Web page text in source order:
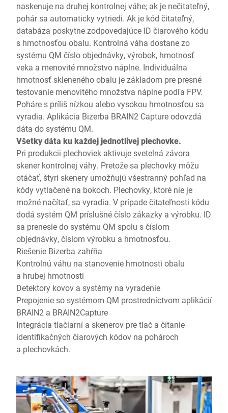
naskenuje na druhej kontrolnej váhe; ak je nečitateľný,
pohár sa automaticky vytriedi. Ak je kód čitateľný,
databáza poskytne zodpovedajúce ID čiarového kódu
s hmotnosťou obalu. Kontrolná váha dostane zo
systému QM číslo objednávky, výrobok, hmotnosť
veka a menovité množstvo náplne. Individuálna
hmotnosť skleneného obalu je základom pre presné
testovanie menovitého množstva náplne podľa FPV.
Poháre s príliš nízkou alebo vysokou hmotnosťou sa
vyradia. Aplikácia Bizerba BRAIN2 Capture odovzdá
dáta do systému QM.
Všetky dáta ku každej jednotlivej plechovke.
Pri produkcii plechoviek aktivuje svetelná závora
skener kontrolnej váhy. Pretože sa plechovky môžu
otáčať, štyri skenery umožňujú všestranný pohľad na
kódy vytlačené na bokoch. Plechovky, ktoré nie je
možné načítať, sa vyradia. V prípade čitateľnosti kódu
dodá systém QM príslušné číslo zákazky a výrobku. ID
sa prenesie do systému QM spolu s číslom
objednávky, číslom výrobku a hmotnosťou.
Riešenie Bizerba zahŕňa
Kontrolnú váhu na stanovenie hmotnosti obalu
a hrubej hmotnosti
Detektory kovov a systémy na vyradenie
Prepojenie so systémom QM prostredníctvom aplikácií
BRAIN2 a BRAIN2Capture
Integrácia tlačiarní a skenerov pre tlač a čítanie
identifikačných čiarových kódov na pohároch
a plechovkách.